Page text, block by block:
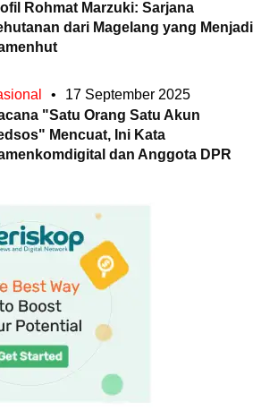
Rohmat Marzuki: Sarjana
dari Magelang yang Menjadi
•
17 September 2025
"Satu Orang Satu Akun
Mencuat, Ini Kata
dan Anggota DPR